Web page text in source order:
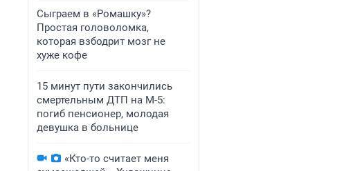
Сыграем в «Ромашку»?
Простая головоломка,
которая взбодрит мозг не
хуже кофе
15 минут пути закончились
смертельным ДТП на М-5:
погиб пенсионер, молодая
девушка в больнице
«Кто-то считает меня